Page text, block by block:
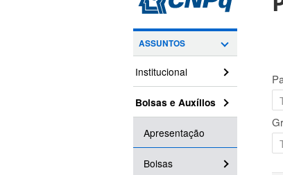
ASSUNTOS
Institucional
Bolsas e Auxílios
Apresentação
Bolsas